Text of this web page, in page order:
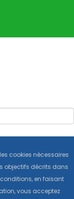
cookies nécessaires
objectifs décrits dans
en faisant
vous acceptez